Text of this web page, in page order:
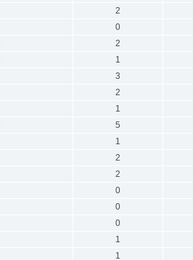
2
0
2
1
3
2
1
5
1
2
2
0
0
0
1
1